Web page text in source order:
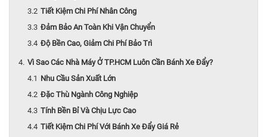
Tiết Kiệm Chi Phí Nhân Công
Đảm Bảo An Toàn Khi Vận Chuyển
Độ Bền Cao, Giảm Chi Phí Bảo Trì
Vì Sao Các Nhà Máy Ở TP.HCM Luôn Cần Bánh Xe Đẩy?
Nhu Cầu Sản Xuất Lớn
Đặc Thù Ngành Công Nghiệp
Tính Bền Bỉ Và Chịu Lực Cao
Tiết Kiệm Chi Phí Với Bánh Xe Đẩy Giá Rẻ